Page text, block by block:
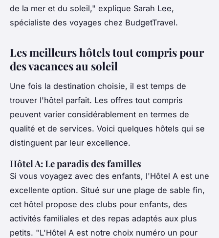
de la mer et du soleil," explique Sarah Lee,
spécialiste des voyages chez BudgetTravel.
Les meilleurs hôtels tout compris pour
des vacances au soleil
Une fois la destination choisie, il est temps de
trouver l'hôtel parfait. Les offres tout compris
peuvent varier considérablement en termes de
qualité et de services. Voici quelques hôtels qui se
distinguent par leur excellence.
Hôtel A: Le paradis des familles
Si vous voyagez avec des enfants, l'Hôtel A est une
excellente option. Situé sur une plage de sable fin,
cet hôtel propose des clubs pour enfants, des
activités familiales et des repas adaptés aux plus
petits. "L'Hôtel A est notre choix numéro un pour